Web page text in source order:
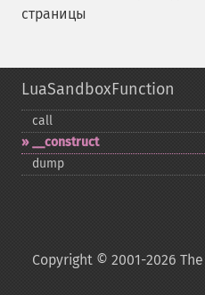
страницы
LuaSandboxFunction
call
_​_​construct
dump
Copyright © 2001-2026